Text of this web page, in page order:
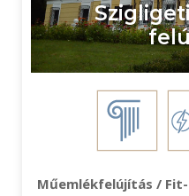
Műemlékfelújítás /